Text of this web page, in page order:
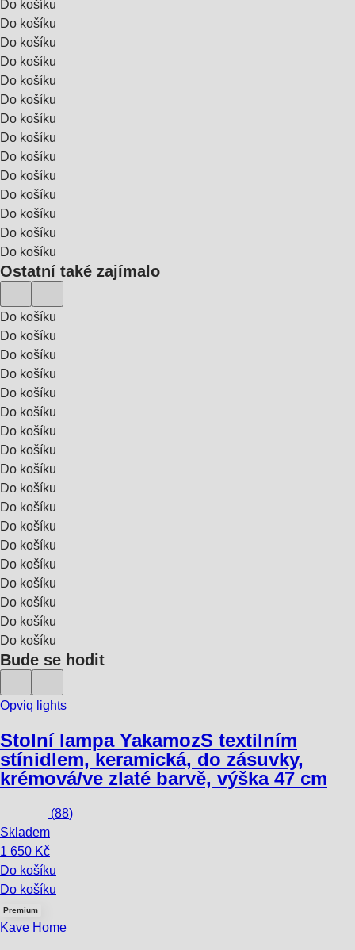
Do košíku
Do košíku
Do košíku
Do košíku
Do košíku
Do košíku
Do košíku
Do košíku
Do košíku
Do košíku
Do košíku
Do košíku
Do košíku
Do košíku
Ostatní také zajímalo
Do košíku
Do košíku
Do košíku
Do košíku
Do košíku
Do košíku
Do košíku
Do košíku
Do košíku
Do košíku
Do košíku
Do košíku
Do košíku
Do košíku
Do košíku
Do košíku
Do košíku
Do košíku
Bude se hodit
Opviq lights
Stolní lampa YakamozS textilním
stínidlem, keramická, do zásuvky,
krémová/ve zlaté barvě, výška 47 cm
(88)
Skladem
1 650 Kč
Do košíku
Do košíku
Premium
Kave Home